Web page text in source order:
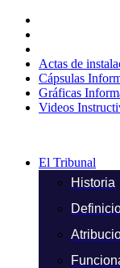
contenido
Actas de
Cápsulas
Gráficas
Videos
El Tribunal
Historia